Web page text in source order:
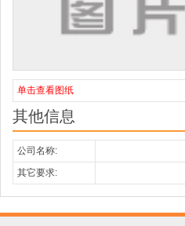
单击查看图纸
其他信息
公司名称:
其它要求: